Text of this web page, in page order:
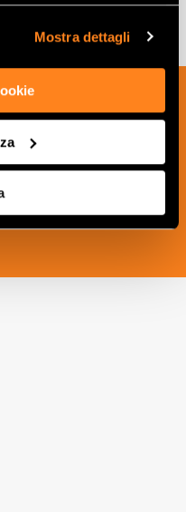
Mostra dettagli
to receive
creatives from
interior